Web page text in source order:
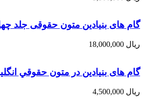
گام های بنیادین متون حقوقی جلد
ریال
گام های بنیادین در متون حقوقي
ریال